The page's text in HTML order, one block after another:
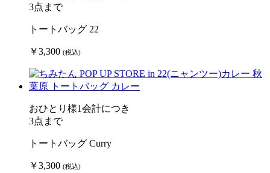
3点まで
トートバッグ 22
￥3,300 (税込)
おひとり様1会計につき
3点まで
トートバッグ Curry
￥3,300 (税込)